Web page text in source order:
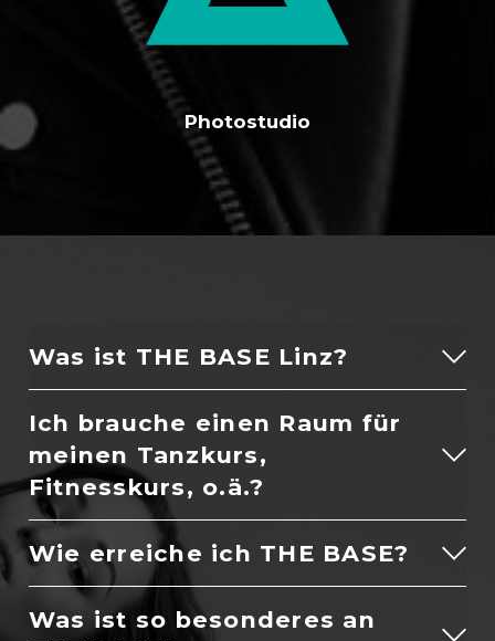
Photostudio
Was ist THE BASE Linz?
Ich brauche einen Raum für
meinen Tanzkurs,
Fitnesskurs, o.ä.?
Wie erreiche ich THE BASE?
Was ist so besonderes an